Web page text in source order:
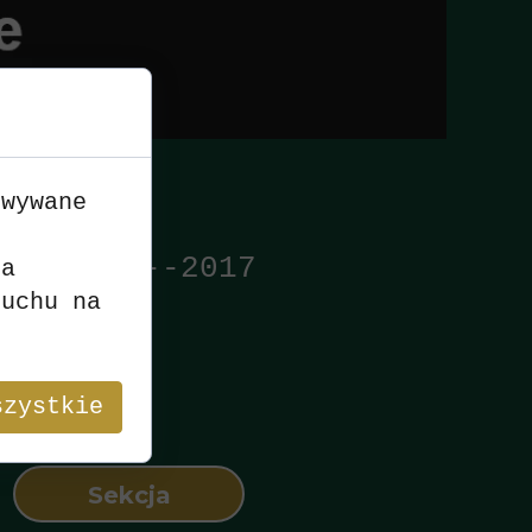
Sekcja
2016---2017
na